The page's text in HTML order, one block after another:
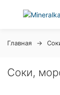
Главная
Соки,